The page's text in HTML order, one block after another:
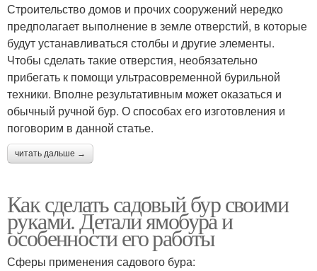
Строительство домов и прочих сооружений нередко
предполагает выполнение в земле отверстий, в которые
будут устанавливаться столбы и другие элементы.
Чтобы сделать такие отверстия, необязательно
прибегать к помощи ультрасовременной бурильной
техники. Вполне результативным может оказаться и
обычный ручной бур. О способах его изготовления и
поговорим в данной статье.
читать дальше →
Как сделать садовый бур своими
руками. Детали ямобура и
особенности его работы
Сферы применения садового бура: